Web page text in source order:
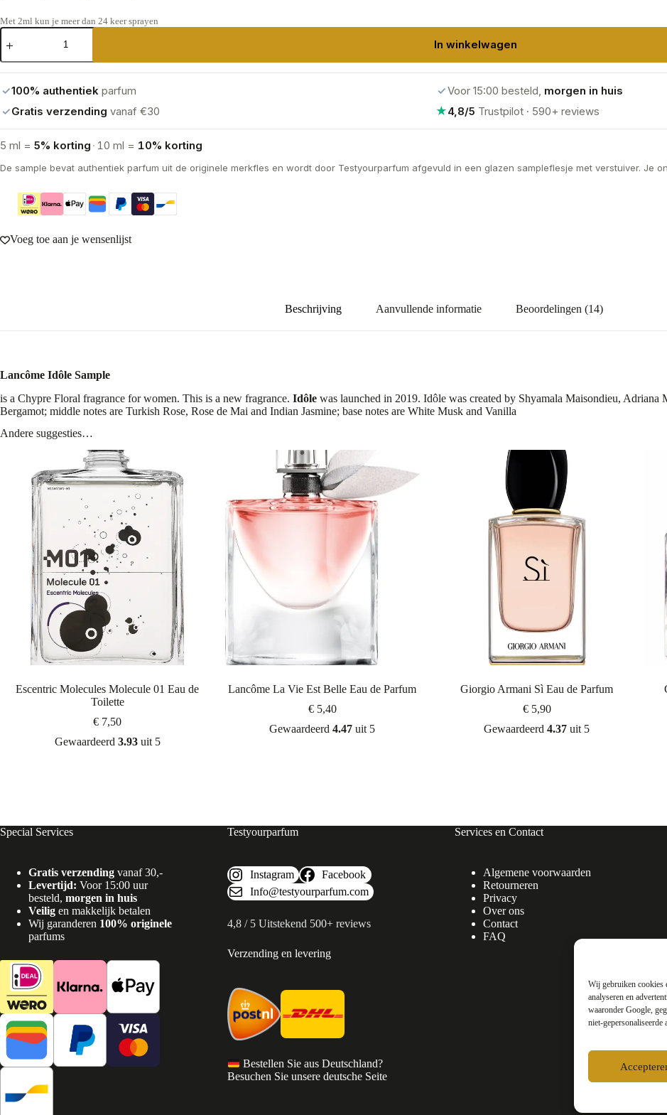
Wij gebruiken cookies
analyseren en
waaronder Google,
niet-gepersonaliseerde
Met 2ml kun je meer dan 24 keer sprayen
Lancôme
Idôle
Eau
Parfum
aantal
In winkelwagen
✓100% authentiek parfum ✓Voor 15:00 besteld, morgen in huis
✓Gratis verzending vanaf €30 ★4,8/5 Trustpilot · 590+ reviews
5 ml = 5% korting · 10 ml = 10% korting
De sample bevat authentiek parfum uit de originele merkfles en wordt door Testyourparfum afgevuld in een glazen sampleflesje met verstuiver. Je
Voeg toe aan je wensenlijst
Beschrijving Aanvullende informatie Beoordelingen (14)
Lancôme Idôle Sample
is a Chypre Floral fragrance for women. This is a new fragrance. Idôle was launched in 2019. Idôle was created by Shyamala Maisondieu, Adriana
Bergamot; middle notes are Turkish Rose, Rose de Mai and Indian Jasmine; base notes are White Musk and Vanilla
Andere suggesties…
Escentric Molecules Molecule 01 Eau de
Toilette
€ 7,50
Gewaardeerd 3.93uit 5
Lancôme La Vie Est Belle Eau de Parfum
€5,40
Gewaardeerd4.47 uit 5
Giorgio Armani Sì Eau de Parfum
€5,90
Gewaardeerd4.37 uit 5
Special Services
Gratis verzending vanaf 30,-
Levertijd: Voor 15:00 uur
besteld, morgen in huis
Veilig en makkelijk betalen
Wij garanderen 100% originele
parfums
Testyourparfum
Instagram
Facebook
Info@testyourparfum.com
4,8 / 5 Uitstekend 500+ reviews
Verzending en levering
Bestellen Sie aus Deutschland?
Besuchen Sie unsere deutsche Seite
Services en Contact
Algemene voorwaarden
Retourneren
Privacy
Over ons
Contact
FAQ